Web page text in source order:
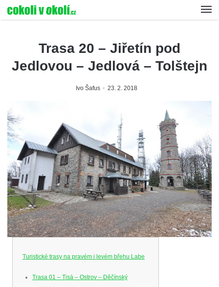
Trasa 20 – Jiřetín pod
Jedlovou – Jedlová – Tolštejn
Ivo Šafus 23. 2. 2018
Turistické trasy na pravém i levém břehu Labe
Trasa 01 – Tisá – Ostrov – Děčínský